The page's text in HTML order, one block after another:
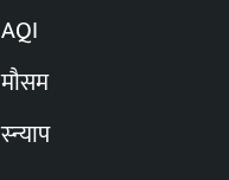
AQI
मौसम
स्न्याप